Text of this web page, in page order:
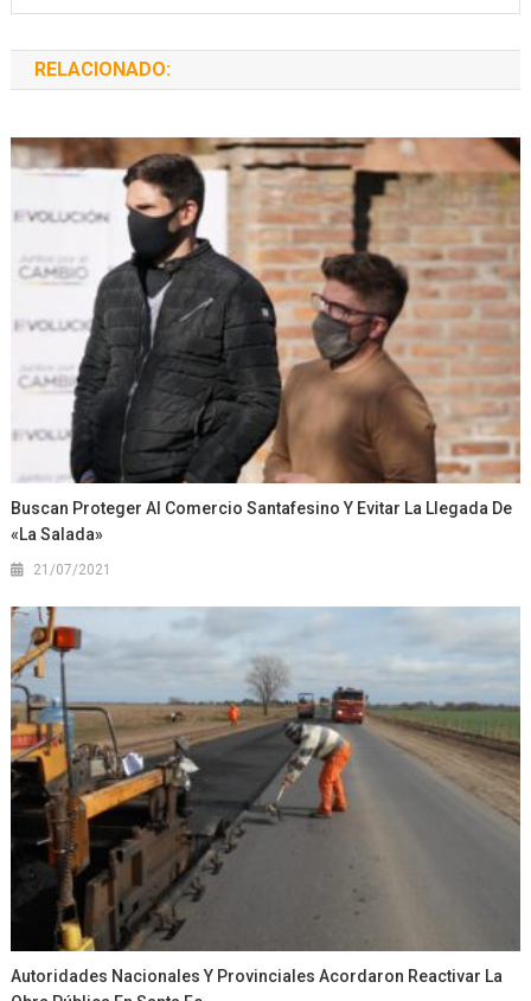
RELACIONADO:
Buscan Proteger Al Comercio Santafesino Y Evitar La Llegada De
«La Salada»
21/07/2021
Autoridades Nacionales Y Provinciales Acordaron Reactivar La